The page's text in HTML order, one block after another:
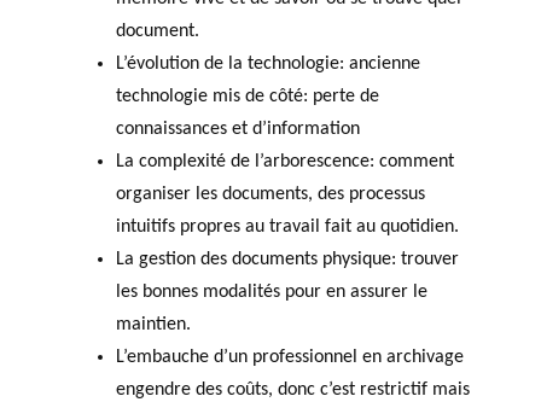
document.
L’évolution de la technologie: ancienne
technologie mis de côté: perte de
connaissances et d’information
La complexité de l’arborescence: comment
organiser les documents, des processus
intuitifs propres au travail fait au quotidien.
La gestion des documents physique: trouver
les bonnes modalités pour en assurer le
maintien.
L’embauche d’un professionnel en archivage
engendre des coûts, donc c’est restrictif mais